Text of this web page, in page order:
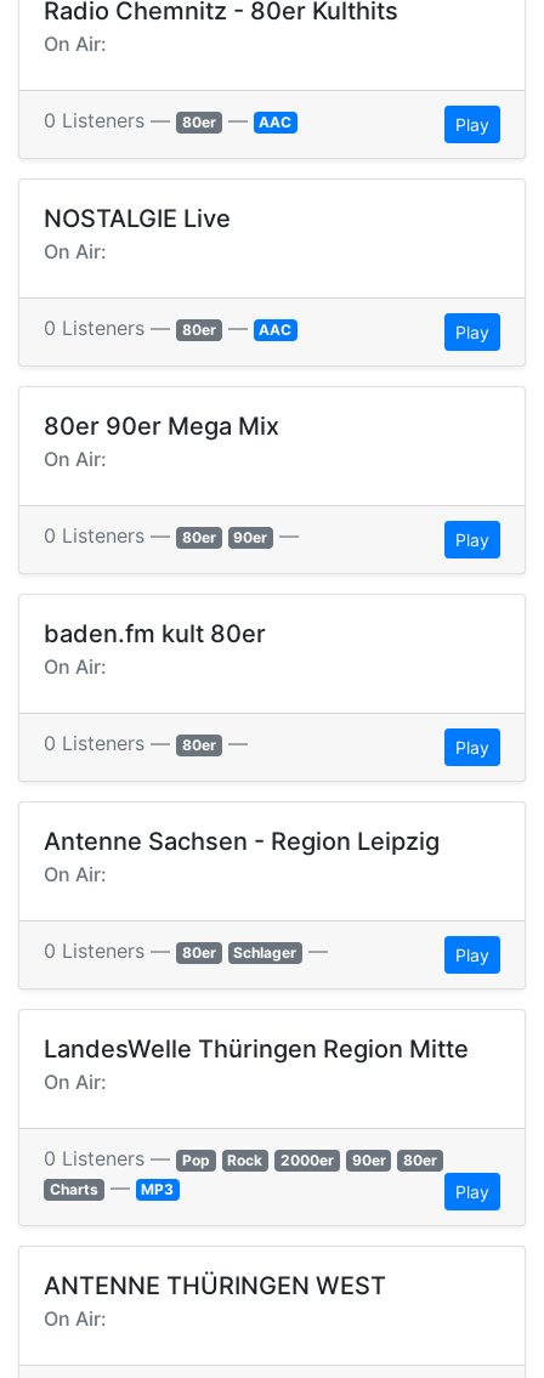
Radio Chemnitz - 80er Kulthits
On Air:
0 Listeners — 80er — AAC Play
NOSTALGIE Live
On Air:
0 Listeners — 80er — AAC Play
80er 90er Mega Mix
On Air:
0 Listeners — 80er 90er — Play
baden.fm kult 80er
On Air:
0 Listeners — 80er — Play
Antenne Sachsen - Region Leipzig
On Air:
0 Listeners — 80er Schlager — Play
LandesWelle Thüringen Region Mitte
On Air:
0 Listeners — Pop Rock 2000er 90er
80er
Charts — MP3 Play
ANTENNE THÜRINGEN WEST
On Air: